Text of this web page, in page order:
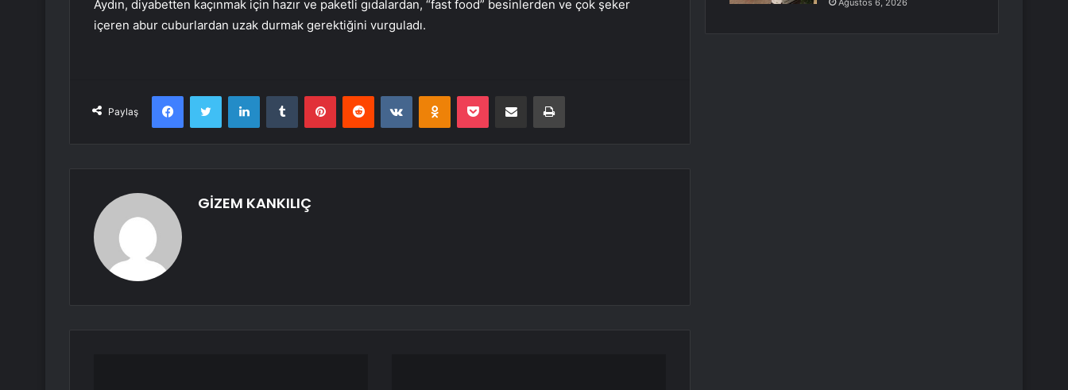
Aydın, diyabetten kaçınmak için hazır ve paketli gıdalardan, “fast food” besinlerden ve çok şeker
içeren abur cuburlardan uzak durmak gerektiğini vurguladı.
Paylaş
FacebookTwitter LinkedInTumblr PinterestReddit VKontakteOdnoklassniki
Pocket E-Posta ile paylaş Yazdır
GİZEM KANKILIÇ
Ağustos 6, 2026